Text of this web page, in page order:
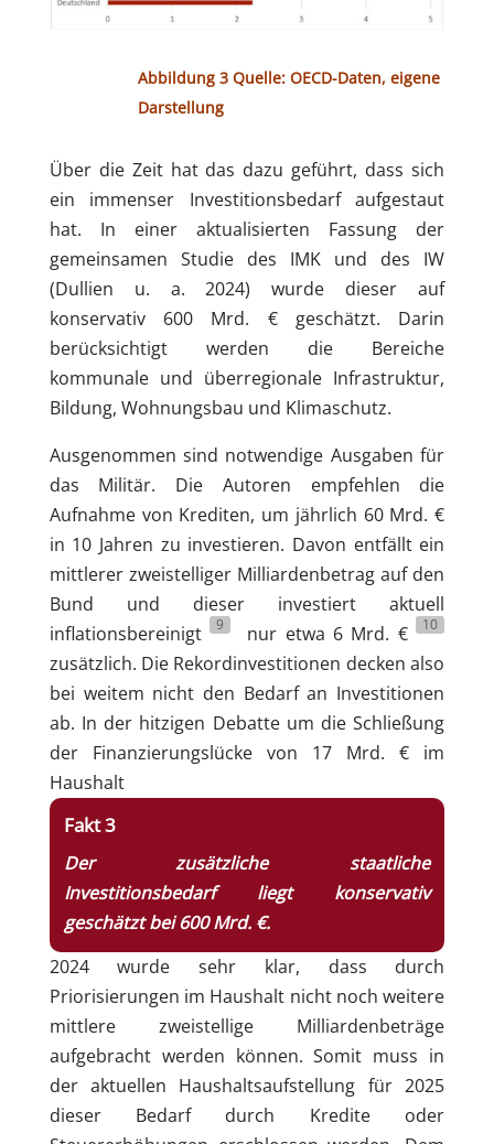
Abbildung 3 Quelle: OECD-Daten, eigene
Darstellung
Über die Zeit hat das dazu geführt, dass sich
ein immenser Investitionsbedarf aufgestaut
hat. In einer aktualisierten Fassung der
gemeinsamen Studie des IMK und des IW
(Dullien u. a. 2024) wurde dieser auf
konservativ 600 Mrd. € geschätzt. Darin
berücksichtigt werden die Bereiche
kommunale und überregionale Infrastruktur,
Bildung, Wohnungsbau und Klimaschutz.
Ausgenommen sind notwendige Ausgaben für
das Militär. Die Autoren empfehlen die
Aufnahme von Krediten, um jährlich 60 Mrd. €
in 10 Jahren zu investieren. Davon entfällt ein
mittlerer zweistelliger Milliardenbetrag auf den
Bund und dieser investiert aktuell
inflationsbereinigt 9 nur etwa 6 Mrd. € 10
zusätzlich. Die Rekord­investitionen decken also
bei weitem nicht den Bedarf an Investitionen
ab. In der hitzigen Debatte um die Schließung
der Finanzierungslücke von 17 Mrd. € im
Haushalt
Fakt 3
Der zusätzliche staatliche
Investitionsbedarf liegt konservativ
geschätzt bei 600 Mrd. €.
2024 wurde sehr klar, dass durch
Priorisierungen im Haushalt nicht noch weitere
mittlere zweistellige Milliardenbeträge
aufgebracht werden können. Somit muss in
der aktuellen Haushaltsaufstellung für 2025
dieser Bedarf durch Kredite oder